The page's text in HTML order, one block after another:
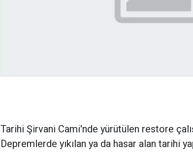
Tarihi Şirvani Cami'nde yürütülen restore
Depremlerde yıkılan ya da hasar alan tarihi